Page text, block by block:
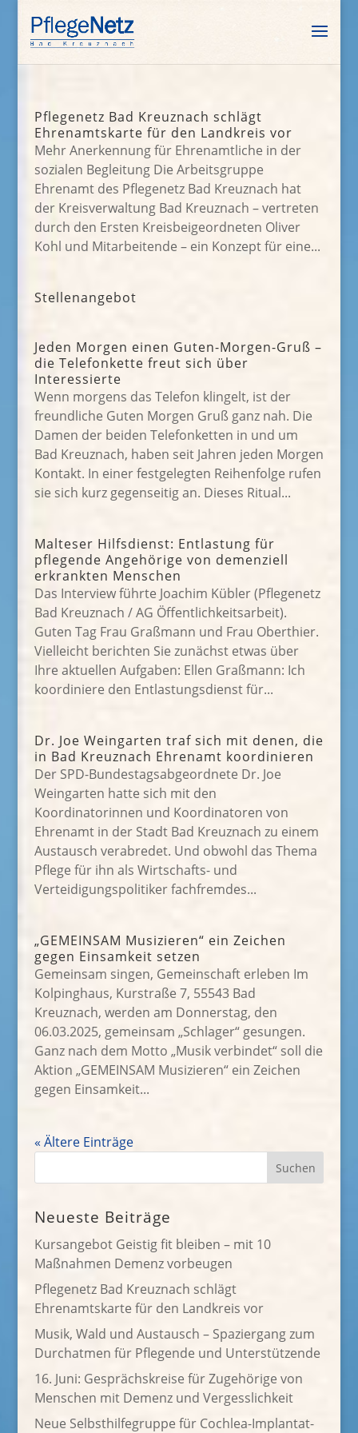
Pflegenetz Bad Kreuznach schlägt
Ehrenamtskarte für den Landkreis vor
Mehr Anerkennung für Ehrenamtliche in der
sozialen Begleitung Die Arbeitsgruppe
Ehrenamt des Pflegenetz Bad Kreuznach hat
der Kreisverwaltung Bad Kreuznach – vertreten
durch den Ersten Kreisbeigeordneten Oliver
Kohl und Mitarbeitende – ein Konzept für eine...
Stellenangebot
Jeden Morgen einen Guten-Morgen-Gruß –
die Telefonkette freut sich über
Interessierte
Wenn morgens das Telefon klingelt, ist der
freundliche Guten Morgen Gruß ganz nah. Die
Damen der beiden Telefonketten in und um
Bad Kreuznach, haben seit Jahren jeden Morgen
Kontakt. In einer festgelegten Reihenfolge rufen
sie sich kurz gegenseitig an. Dieses Ritual...
Malteser Hilfsdienst: Entlastung für
pflegende Angehörige von demenziell
erkrankten Menschen
Das Interview führte Joachim Kübler (Pflegenetz
Bad Kreuznach / AG Öffentlichkeitsarbeit).
Guten Tag Frau Graßmann und Frau Oberthier.
Vielleicht berichten Sie zunächst etwas über
Ihre aktuellen Aufgaben: Ellen Graßmann: Ich
koordiniere den Entlastungsdienst für...
Dr. Joe Weingarten traf sich mit denen, die
in Bad Kreuznach Ehrenamt koordinieren
Der SPD-Bundestagsabgeordnete Dr. Joe
Weingarten hatte sich mit den
Koordinatorinnen und Koordinatoren von
Ehrenamt in der Stadt Bad Kreuznach zu einem
Austausch verabredet. Und obwohl das Thema
Pflege für ihn als Wirtschafts- und
Verteidigungspolitiker fachfremdes...
„GEMEINSAM Musizieren“ ein Zeichen
gegen Einsamkeit setzen
Gemeinsam singen, Gemeinschaft erleben Im
Kolpinghaus, Kurstraße 7, 55543 Bad
Kreuznach, werden am Donnerstag, den
06.03.2025, gemeinsam „Schlager“ gesungen.
Ganz nach dem Motto „Musik verbindet“ soll die
Aktion „GEMEINSAM Musizieren“ ein Zeichen
gegen Einsamkeit...
« Ältere Einträge
Neueste Beiträge
Kursangebot Geistig fit bleiben – mit 10
Maßnahmen Demenz vorbeugen
Pflegenetz Bad Kreuznach schlägt
Ehrenamtskarte für den Landkreis vor
Musik, Wald und Austausch – Spaziergang zum
Durchatmen für Pflegende und Unterstützende
16. Juni: Gesprächskreise für Zugehörige von
Menschen mit Demenz und Vergesslichkeit
Neue Selbsthilfegruppe für Cochlea-Implantat-